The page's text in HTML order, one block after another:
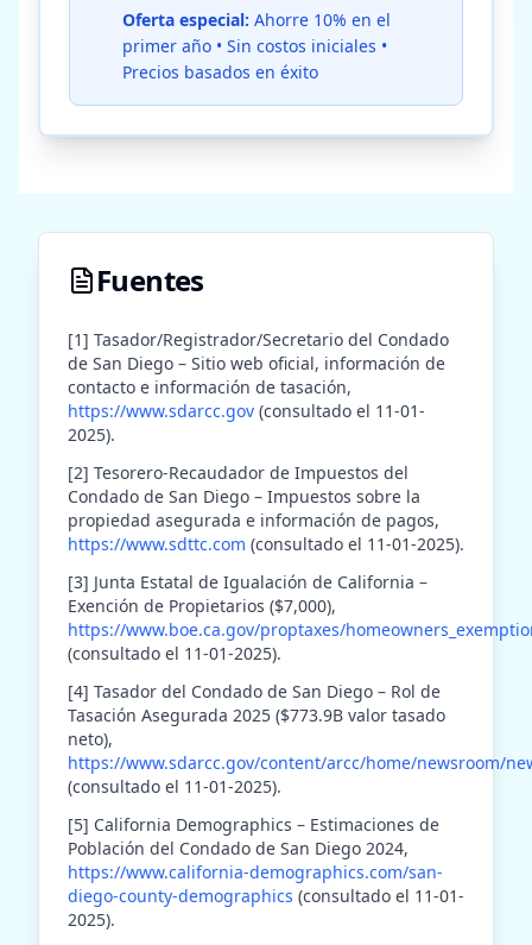
Oferta especial: Ahorre 10% en el
primer año • Sin costos iniciales •
Precios basados en éxito
Fuentes
[1] Tasador/Registrador/Secretario del Condado
de San Diego – Sitio web oficial, información de
contacto e información de tasación,
https://www.sdarcc.gov (consultado el 11-01-
2025).
[2] Tesorero-Recaudador de Impuestos del
Condado de San Diego – Impuestos sobre la
propiedad asegurada e información de pagos,
https://www.sdttc.com (consultado el 11-01-2025).
[3] Junta Estatal de Igualación de California –
Exención de Propietarios ($7,000),
https://www.boe.ca.gov/proptaxes/
(consultado el 11-01-2025).
[4] Tasador del Condado de San Diego – Rol de
Tasación Asegurada 2025 ($773.9B valor tasado
neto),
https://www.sdarcc.gov/content/arcc/home/newsroom/
(consultado el 11-01-2025).
[5] California Demographics – Estimaciones de
Población del Condado de San Diego 2024,
https://www.california-demographics.com/san-
diego-county-demographics (consultado el 11-01-
2025).